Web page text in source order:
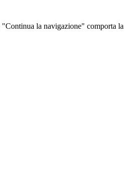
la navigazione" comporta la